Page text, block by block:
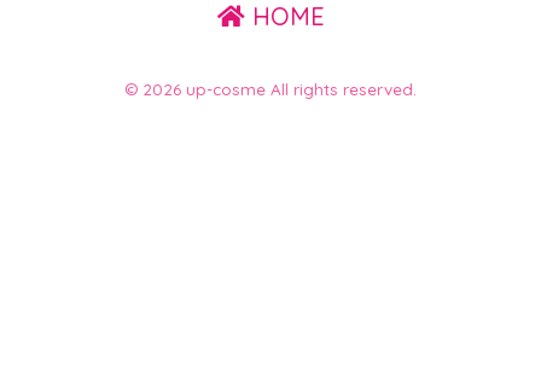
HOME
© 2026 up-cosme All rights reserved.